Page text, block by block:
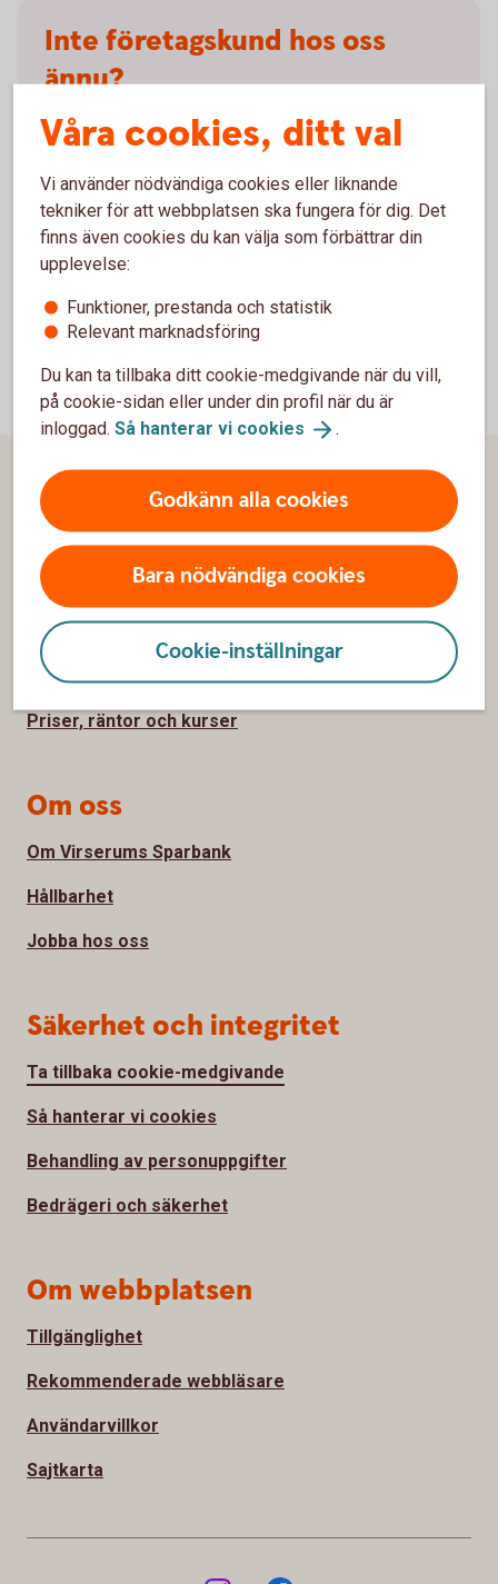
Inte företagskund hos oss
ännu?
För att ansöka om företagslån behöver du vara kund
hos oss. Läs mer om hur du blir kund och
välkommen med din ansökan.
Blikund
Våra cookies, ditt val
Vi använder nödvändiga cookies eller liknande
tekniker för att webbplatsen ska fungera för dig. Det
finns även cookies du kan välja som förbättrar din
upplevelse:
Funktioner, prestanda och statistik
Relevant marknadsföring
Du kan ta tillbaka ditt cookie-medgivande när du vill,
på cookie-sidan eller under din profil när du är
inloggad. Så hanterar vi cookies .
Godkänn alla cookies
Bara nödvändiga cookies
Cookie-inställningar
Sidfot
Hitta snabbt
Kontakta oss
Spärrhjälp
Hitta bankkontor
Bli kund
Priser, räntor och kurser
Om oss
Om Virserums Sparbank
Hållbarhet
Jobba hos oss
Säkerhet och integritet
Ta tillbaka cookie-medgivande
Så hanterar vi cookies
Behandling av personuppgifter
Bedrägeri och säkerhet
Om webbplatsen
Tillgänglighet
Rekommenderade webbläsare
Användarvillkor
Sajtkarta